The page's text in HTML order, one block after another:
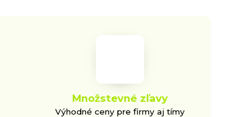
Množstevné zľavy
Výhodné ceny pre firmy aj tímy